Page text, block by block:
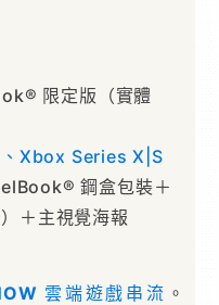
限定版（實體
、 Xbox Series X|S
鋼盒包裝＋
＋主視覺海報
雲端遊戲串流 。